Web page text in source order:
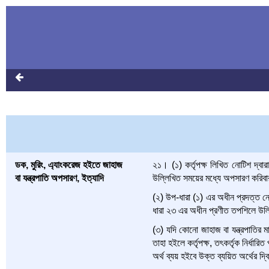
ডক, মুরিং, এ্যাংকরেজ হইতে জাহাজ
বা যন্ত্রপাতি অপসারণ, ইত্যাদি
২১। (১) কর্তৃপক্ষ লিখিত নোটিশ
উল্লিখিত সময়ের মধ্যে অপসারণ করিবার
(২) উপ-ধারা (১) এর অধীন প্রদত্ত
ধারা ২৩ এর অধীন প্রণীত তপশিলে
(৩) যদি কোনো জাহাজ বা যন্ত্রপাতির
তাহা হইলে কর্তৃপক্ষ, তৎকর্তৃক
অর্থ ব্যয় হইবে উক্ত ব্যয়িত অর্থের